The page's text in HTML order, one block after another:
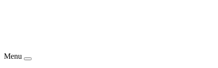
Menu